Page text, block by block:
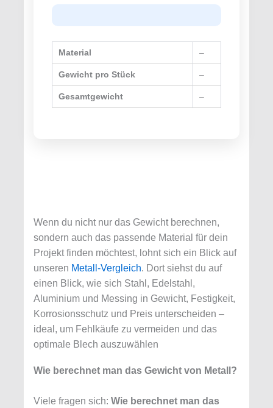
Material –
Gewicht pro Stück –
Gesamtgewicht –
Wenn du nicht nur das Gewicht berechnen,
sondern auch das passende Material für dein
Projekt finden möchtest, lohnt sich ein Blick auf
unseren Metall‑Vergleich. Dort siehst du auf
einen Blick, wie sich Stahl, Edelstahl,
Aluminium und Messing in Gewicht, Festigkeit,
Korrosionsschutz und Preis unterscheiden –
ideal, um Fehlkäufe zu vermeiden und das
optimale Blech auszuwählen
Wie berechnet man das Gewicht von Metall?
Viele fragen sich: Wie berechnet man das